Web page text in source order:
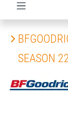
SEASON
Bildergalerie